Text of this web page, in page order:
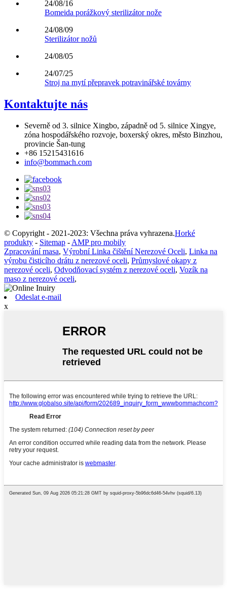
24/08/16
Bomeida porážkový sterilizátor nože
24/08/09
Sterilizátor nožů
24/08/05
24/07/25
Stroj na mytí přepravek potravinářské továrny
Kontaktujte nás
Severně od 3. silnice Xingbo, západně od 5. silnice Xingye,
zóna hospodářského rozvoje, boxerský okres, město Binzhou,
provincie Šan-tung
+86 15215431616
info@bommach.com
© Copyright - 2021-2023: Všechna práva vyhrazena.Horké
produkty - Sitemap - AMP pro mobily
Zpracování masa, Výrobní Linka čištění Nerezové Oceli, Linka na
výrobu čisticího drátu z nerezové oceli, Průmyslové okapy z
nerezové oceli, Odvodňovací systém z nerezové oceli, Vozík na
maso z nerezové oceli,
Odeslat e-mail
x